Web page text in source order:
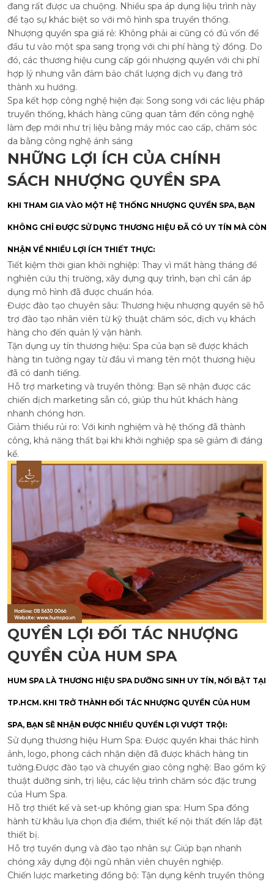
đang rất được ưa chuộng. Nhiều spa áp dụng liệu trình này
để tạo sự khác biệt so với mô hình spa truyền thống.
Nhượng quyền spa giá rẻ: Không phải ai cũng có đủ vốn để
đầu tư vào một spa sang trọng với chi phí hàng tỷ đồng. Do
đó, các thương hiệu cung cấp gói nhượng quyền với chi phí
hợp lý nhưng vẫn đảm bảo chất lượng dịch vụ đang trở
thành xu hướng.
Spa kết hợp công nghệ hiện đại: Song song với các liệu pháp
truyền thống, khách hàng cũng quan tâm đến công nghệ
làm đẹp mới như trị liệu bằng máy móc cao cấp, chăm sóc
da bằng công nghệ ánh sáng
NHỮNG LỢI ÍCH CỦA CHÍNH
SÁCH NHƯỢNG QUYỀN SPA
KHI THAM GIA VÀO MỘT HỆ THỐNG NHƯỢNG QUYỀN SPA, BẠN
KHÔNG CHỈ ĐƯỢC SỬ DỤNG THƯƠNG HIỆU ĐÃ CÓ UY TÍN MÀ CÒN
NHẬN VỀ NHIỀU LỢI ÍCH THIẾT THỰC:
Tiết kiệm thời gian khởi nghiệp: Thay vì mất hàng tháng để
nghiên cứu thị trường, xây dựng quy trình, bạn chỉ cần áp
dụng mô hình đã được chuẩn hóa.
Được đào tạo chuyên sâu: Thương hiệu nhượng quyền sẽ hỗ
trợ đào tạo nhân viên từ kỹ thuật chăm sóc, dịch vụ khách
hàng cho đến quản lý vận hành.
Tận dụng uy tín thương hiệu: Spa của bạn sẽ được khách
hàng tin tưởng ngay từ đầu vì mang tên một thương hiệu
đã có danh tiếng.
Hỗ trợ marketing và truyền thông: Bạn sẽ nhận được các
chiến dịch marketing sẵn có, giúp thu hút khách hàng
nhanh chóng hơn.
Giảm thiểu rủi ro: Với kinh nghiệm và hệ thống đã thành
công, khả năng thất bại khi khởi nghiệp spa sẽ giảm đi đáng
kể.
QUYỀN LỢI ĐỐI TÁC NHƯỢNG
QUYỀN CỦA HUM SPA
HUM SPA LÀ THƯƠNG HIỆU SPA DƯỠNG SINH UY TÍN, NỔI BẬT TẠI
TP.HCM. KHI TRỞ THÀNH ĐỐI TÁC NHƯỢNG QUYỀN CỦA HUM
SPA, BẠN SẼ NHẬN ĐƯỢC NHIỀU QUYỀN LỢI VƯỢT TRỘI:
Sử dụng thương hiệu Hum Spa: Được quyền khai thác hình
ảnh, logo, phong cách nhận diện đã được khách hàng tin
tưởng.Được đào tạo và chuyển giao công nghệ: Bao gồm kỹ
thuật dưỡng sinh, trị liệu, các liệu trình chăm sóc đặc trưng
của Hum Spa.
Hỗ trợ thiết kế và set-up không gian spa: Hum Spa đồng
hành từ khâu lựa chọn địa điểm, thiết kế nội thất đến lắp đặt
thiết bị.
Hỗ trợ tuyển dụng và đào tạo nhân sự: Giúp bạn nhanh
chóng xây dựng đội ngũ nhân viên chuyên nghiệp.
Chiến lược marketing đồng bộ: Tận dụng kênh truyền thông